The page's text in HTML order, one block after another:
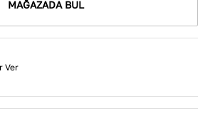
MAĞAZADA BUL
Ver